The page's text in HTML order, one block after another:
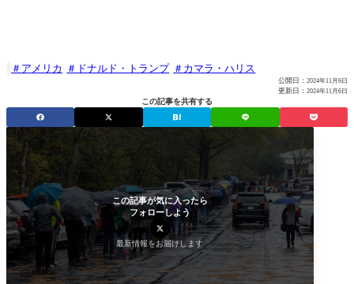
アメリカ ドナルド・トランプ カマラ・ハリス
公開日： 2024年11月6日
更新日： 2024年11月6日
この記事を共有する
この記事が気に入ったら
フォローしよう
最新情報をお届けします